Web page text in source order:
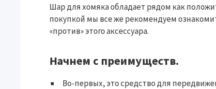
Шар для хомяка обладает рядом как
покупкой мы все же рекомендуем
«против» этого аксессуара.
Начнем с преимуществ.
Во-первых, это средство для